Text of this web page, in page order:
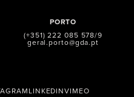
PORTO
(+351) 222 085 578/9
geral.porto@gda.pt
LINKEDINVIMEO